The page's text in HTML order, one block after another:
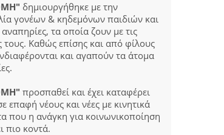
δημιουργήθηκε με την
γονέων & κηδεμόνων παιδιών και
τα οποία ζουν με τις
τους. Καθώς επίσης και από φίλους
και αγαπούν τα άτομα
προσπαθεί και έχει καταφέρει
επαφή νέους και νέες με κινητικά
που η ανάγκη για κοινωνικοποίηση
πιο κοντά.